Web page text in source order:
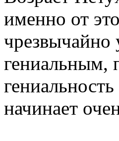
именно от
чрезвычайно
гениальным,
начинает